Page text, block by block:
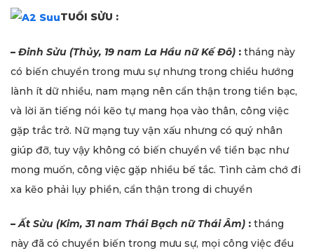
TUỔI SỬU :
– Đinh Sửu (Thủy, 19 nam La Hầu nữ Kế Đô) : tháng này
có biến chuyển trong mưu sự nhưng trong chiều hướng
lành ít dữ nhiều, nam mạng nên cẩn thận trong tiền bạc,
và lời ăn tiếng nói kẽo tự mang họa vào thân, công việc
gặp trắc trở. Nữ mạng tuy vận xấu nhưng có quý nhân
giúp đỡ, tuy vậy không có biến chuyển về tiền bạc như
mong muốn, công việc gặp nhiều bế tắc. Tình cảm chớ đi
xa kẽo phải lụy phiền, cẩn thận trong di chuyển
–Ất Sửu (Kim, 31 nam Thái Bạch nữ Thái Âm) : tháng
này đã có chuyển biến trong mưu sự, mọi công việc đều